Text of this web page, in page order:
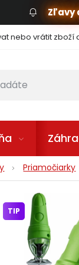
Zľavy
nebo vrátit zboží
Priamočiarky
TIP